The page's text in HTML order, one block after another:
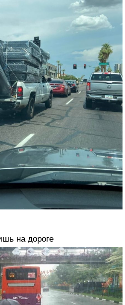
на дороге